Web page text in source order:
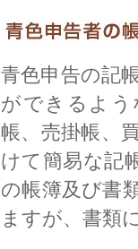
青色申告の記
ができるよ
帳、売掛帳、
けて簡易な記
の帳簿及び書
ますが、書類